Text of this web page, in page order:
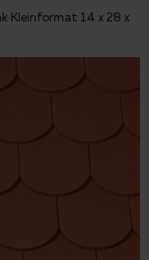
Kleinformat 14 x 28 x